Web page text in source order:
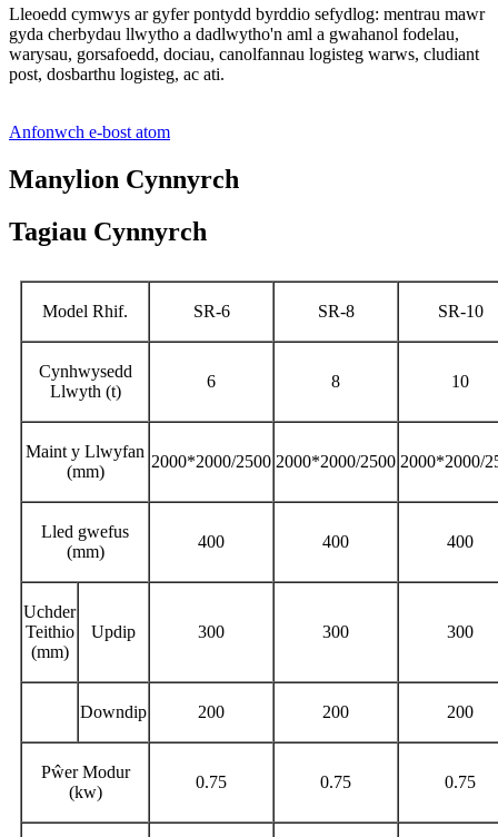
Lleoedd cymwys ar gyfer pontydd byrddio sefydlog: mentrau mawr
gyda cherbydau llwytho a dadlwytho'n aml a gwahanol fodelau,
warysau, gorsafoedd, dociau, canolfannau logisteg warws, cludiant
post, dosbarthu logisteg, ac ati.
Anfonwch e-bost atom
Manylion Cynnyrch
Tagiau Cynnyrch
Model Rhif. SR-6 SR-8 SR-10
Cynhwysedd
Llwyth (t)
6 8 10
Maint y Llwyfan
(mm)
2000*2000/2500 2000*2000/2500 2000*2000/
Lled gwefus
(mm)
400 400 400
Uchder
Teithio
(mm)
Updip 300 300 300
Downdip 200 200 200
Pŵer Modur
(kw)
0.75 0.75 0.75